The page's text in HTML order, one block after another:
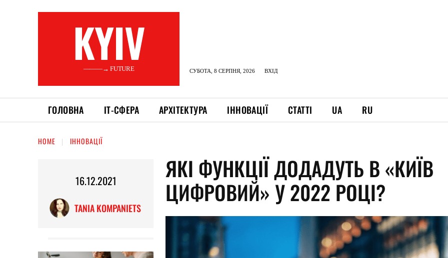
KYIV
———→ FUTURE СУБОТА, 8 СЕРПНЯ, 2026 ВХІД
ГОЛОВНА ІТ-СФЕРА АРХІТЕКТУРА ІННОВАЦІЇ СТАТТІ UA RU
HOME ІННОВАЦІЇ
16.12.2021
TANIA KOMPANIETS
ЯКІ ФУНКЦІЇ ДОДАДУТЬ В «КИЇВ
ЦИФРОВИЙ» У 2022 РОЦІ?